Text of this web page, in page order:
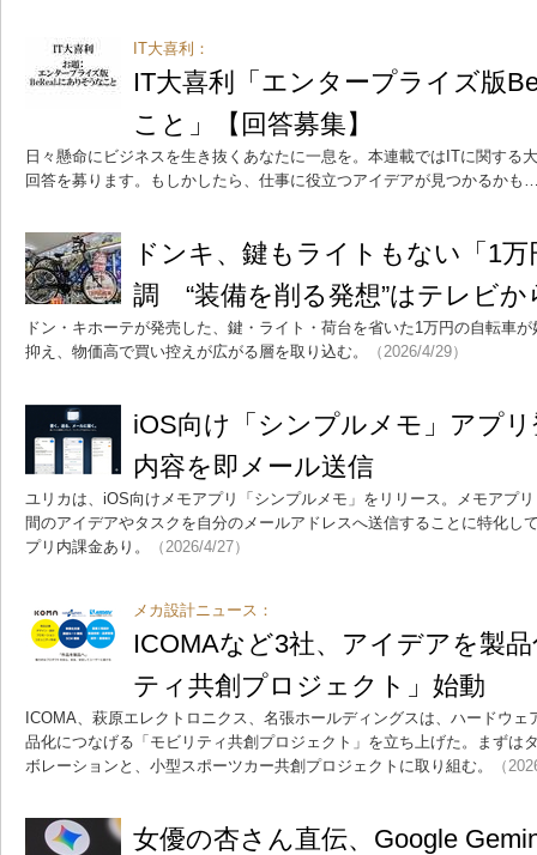
IT大喜利：
IT大喜利「エンタープライズ版
こと」【回答募集】
日々懸命にビジネスを生き抜くあなたに一息を。本連載ではITに関する
回答を募ります。もしかしたら、仕事に役立つアイデアが見つかるか
ドンキ、鍵もライトもない「1
調 “装備を削る発想”はテレビ
ドン・キホーテが発売した、鍵・ライト・荷台を省いた1万円の自転車
抑え、物価高で買い控えが広がる層を取り込む。
（2026/4/29）
iOS向け「シンプルメモ」アプ
内容を即メール送信
ユリカは、iOS向けメモアプリ「シンプルメモ」をリリース。メモアプ
間のアイデアやタスクを自分のメールアドレスへ送信することに特化し
プリ内課金あり。
（2026/4/27）
メカ設計ニュース：
ICOMAなど3社、アイデアを製
ティ共創プロジェクト」始動
ICOMA、萩原エレクトロニクス、名張ホールディングスは、ハードウ
品化につなげる「モビリティ共創プロジェクト」を立ち上げた。まずは
ボレーションと、小型スポーツカー共創プロジェクトに取り組む。
（
女優の杏さん直伝、Google